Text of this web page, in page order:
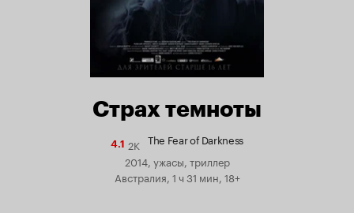
Страх темноты
4.1Рейтинг
Кинопоиска
2K The Fear of Darkness
2014, ужасы, триллер
Австралия, 1 ч 31 мин, 18+